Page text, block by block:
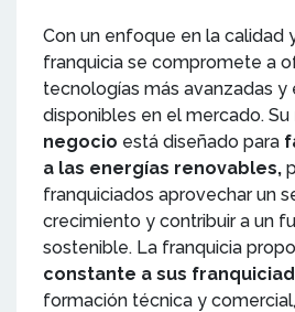
Con un enfoque en la calidad
franquicia se compromete a
tecnologías más avanzadas y
disponibles en el mercado. Su
negocio está diseñado para
a las energías renovables,
franquiciados aprovechar un
crecimiento y contribuir a un
sostenible. La franquicia
constante a sus
formación técnica y